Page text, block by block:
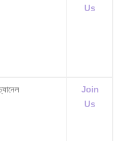
Us
চ্যানেল
Join
Us